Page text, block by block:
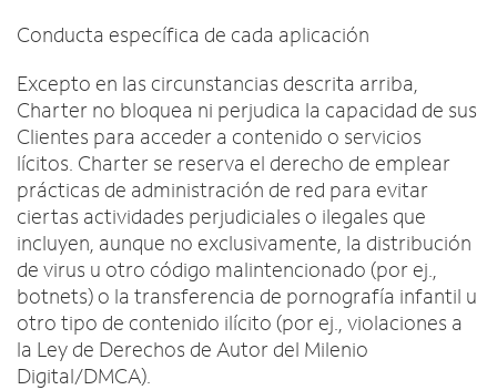
Conducta específica de cada aplicación
Excepto en las circunstancias descrita arriba,
Charter no bloquea ni perjudica la capacidad de sus
Clientes para acceder a contenido o servicios
lícitos. Charter se reserva el derecho de emplear
prácticas de administración de red para evitar
ciertas actividades perjudiciales o ilegales que
incluyen, aunque no exclusivamente, la distribución
de virus u otro código malintencionado (por ej.,
botnets) o la transferencia de pornografía infantil u
otro tipo de contenido ilícito (por ej., violaciones a
la Ley de Derechos de Autor del Milenio
Digital/DMCA).